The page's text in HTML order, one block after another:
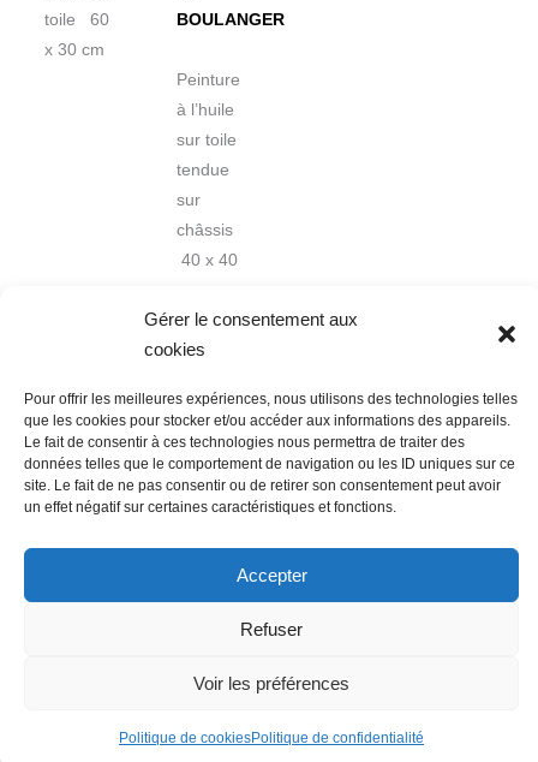
Gérer le consentement aux
cookies
Pour offrir les meilleures expériences, nous utilisons des technologies telles
que les cookies pour stocker et/ou accéder aux informations des appareils.
Le fait de consentir à ces technologies nous permettra de traiter des
données telles que le comportement de navigation ou les ID uniques sur ce
site. Le fait de ne pas consentir ou de retirer son consentement peut avoir
un effet négatif sur certaines caractéristiques et fonctions.
Accepter
Refuser
Voir les préférences
Politique de cookiesPolitique de confidentialité
toile 60
x 30 cm
BOULANGER
Peinture
à l’huile
sur toile
tendue
sur
châssis
40 x 40
Nous contacter
Conditions Générales de Ventes
Politique de confidentialité
Mentions légales